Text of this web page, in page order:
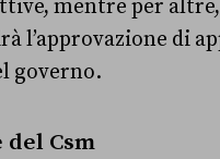
mentre per
l’approvazione di
governo.
del Csm